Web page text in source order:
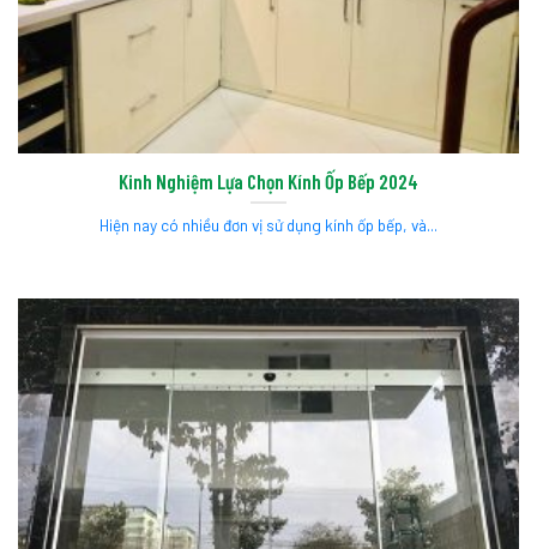
Kinh Nghiệm Lựa Chọn Kính Ốp Bếp 2024
Hiện nay có nhiều đơn vị sử dụng kính ốp bếp, và...